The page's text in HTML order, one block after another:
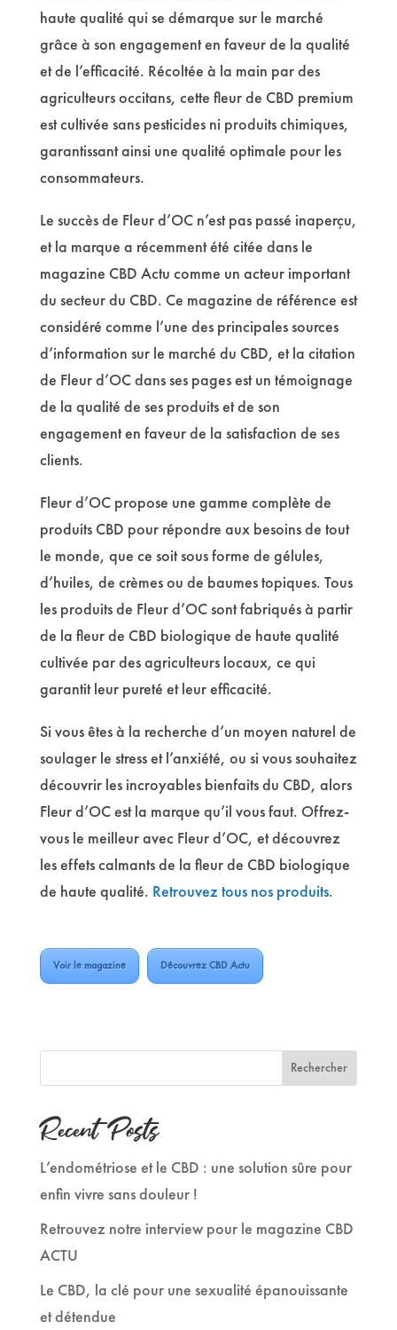
haute qualité qui se démarque sur le marché
grâce à son engagement en faveur de la qualité
et de l’efficacité. Récoltée à la main par des
agriculteurs occitans, cette fleur de CBD premium
est cultivée sans pesticides ni produits chimiques,
garantissant ainsi une qualité optimale pour les
consommateurs.
Le succès de Fleur d’OC n’est pas passé inaperçu,
et la marque a récemment été citée dans le
magazine CBD Actu comme un acteur important
du secteur du CBD. Ce magazine de référence est
considéré comme l’une des principales sources
d’information sur le marché du CBD, et la citation
de Fleur d’OC dans ses pages est un témoignage
de la qualité de ses produits et de son
engagement en faveur de la satisfaction de ses
clients.
Fleur d’OC propose une gamme complète de
produits CBD pour répondre aux besoins de tout
le monde, que ce soit sous forme de gélules,
d’huiles, de crèmes ou de baumes topiques. Tous
les produits de Fleur d’OC sont fabriqués à partir
de la fleur de CBD biologique de haute qualité
cultivée par des agriculteurs locaux, ce qui
garantit leur pureté et leur efficacité.
Si vous êtes à la recherche d’un moyen naturel de
soulager le stress et l’anxiété, ou si vous souhaitez
découvrir les incroyables bienfaits du CBD, alors
Fleur d’OC est la marque qu’il vous faut. Offrez-
vous le meilleur avec Fleur d’OC, et découvrez
les effets calmants de la fleur de CBD biologique
de haute qualité. Retrouvez tous nos produits.
Voir le magazine Découvrez CBD Actu
Rechercher
Recent Posts
L’endométriose et le CBD : une solution sûre pour
enfin vivre sans douleur !
Retrouvez notre interview pour le magazine CBD
ACTU
Le CBD, la clé pour une sexualité épanouissante
et détendue